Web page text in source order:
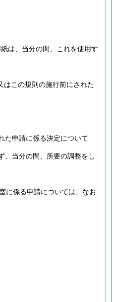
は、当分の間、これを使用す
はこの規則の施行前にされた
た申請に係る決定について
、当分の間、所要の調整をし
に係る申請については、なお